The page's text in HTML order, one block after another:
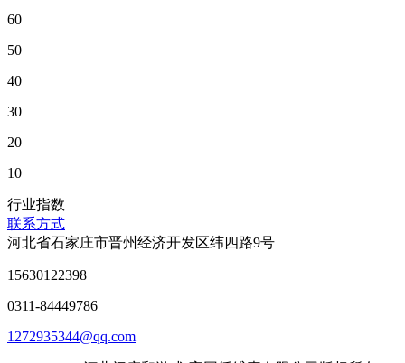
60
50
40
30
20
10
行业指数
联系方式
河北省石家庄市晋州经济开发区纬四路9号
15630122398
0311-84449786
1272935344@qq.com